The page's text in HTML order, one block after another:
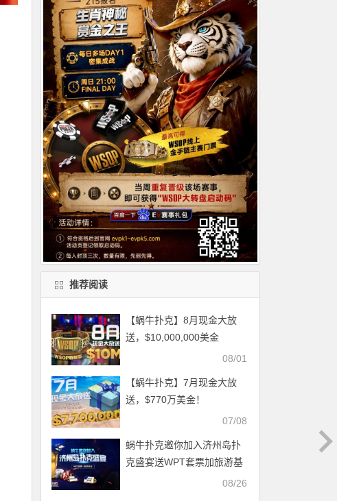
推荐阅读
【蜗牛扑克】8月现金大放
送，$10,000,000美金
08/01
【蜗牛扑克】7月现金大放
送，$770万美金！
07/08
蜗牛扑克邀你加入济州岛扑
克盛宴送WPT套票加旅游基
08/26